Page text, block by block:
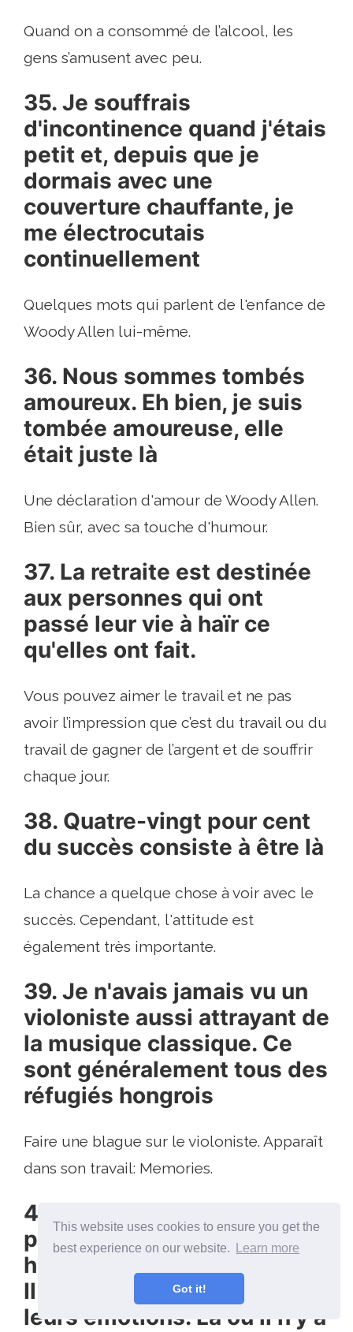
This website uses cookies to ensure you get the
best experience on our website.
Learn more
Got it!
Quand on a consommé de l’alcool, les
gens s’amusent avec peu.
35. Je souffrais
d'incontinence quand j'étais
petit et, depuis que je
dormais avec une
couverture chauffante, je
me électrocutais
continuellement
Quelques mots qui parlent de l'enfance de
Woody Allen lui-même.
36. Nous sommes tombés
amoureux. Eh bien, je suis
tombée amoureuse, elle
était juste là
Une déclaration d'amour de Woody Allen.
Bien sûr, avec sa touche d'humour.
37. La retraite est destinée
aux personnes qui ont
passé leur vie à haïr ce
qu'elles ont fait.
Vous pouvez aimer le travail et ne pas
avoir l’impression que c’est du travail ou du
travail de gagner de l’argent et de souffrir
chaque jour.
38. Quatre-vingt pour cent
du succès consiste à être là
La chance a quelque chose à voir avec le
succès. Cependant, l'attitude est
également très importante.
39. Je n'avais jamais vu un
violoniste aussi attrayant de
la musique classique. Ce
sont généralement tous des
réfugiés hongrois
Faire une blague sur le violoniste. Apparaît
dans son travail: Memories.
40. L'amour est l'émotion la
plus complexe. Les êtres
humains sont imprévisibles.
Il n'y a pas de logique dans
leurs émotions. Là où il n'y a